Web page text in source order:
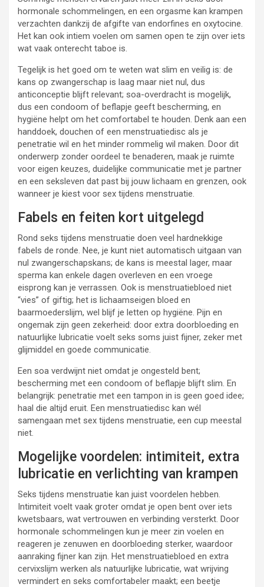
hormonale schommelingen, en een orgasme kan krampen
verzachten dankzij de afgifte van endorfines en oxytocine.
Het kan ook intiem voelen om samen open te zijn over iets
wat vaak onterecht taboe is.
Tegelijk is het goed om te weten wat slim en veilig is: de
kans op zwangerschap is laag maar niet nul, dus
anticonceptie blijft relevant; soa-overdracht is mogelijk,
dus een condoom of beflapje geeft bescherming, en
hygiëne helpt om het comfortabel te houden. Denk aan een
handdoek, douchen of een menstruatiedisc als je
penetratie wil en het minder rommelig wil maken. Door dit
onderwerp zonder oordeel te benaderen, maak je ruimte
voor eigen keuzes, duidelijke communicatie met je partner
en een seksleven dat past bij jouw lichaam en grenzen, ook
wanneer je kiest voor sex tijdens menstruatie.
Fabels en feiten kort uitgelegd
Rond seks tijdens menstruatie doen veel hardnekkige
fabels de ronde. Nee, je kunt niet automatisch uitgaan van
nul zwangerschapskans; de kans is meestal lager, maar
sperma kan enkele dagen overleven en een vroege
eisprong kan je verrassen. Ook is menstruatiebloed niet
“vies” of giftig; het is lichaamseigen bloed en
baarmoederslijm, wel blijf je letten op hygiëne. Pijn en
ongemak zijn geen zekerheid: door extra doorbloeding en
natuurlijke lubricatie voelt seks soms juist fijner, zeker met
glijmiddel en goede communicatie.
Een soa verdwijnt niet omdat je ongesteld bent;
bescherming met een condoom of beflapje blijft slim. En
belangrijk: penetratie met een tampon in is geen goed idee;
haal die altijd eruit. Een menstruatiedisc kan wél
samengaan met sex tijdens menstruatie, een cup meestal
niet.
Mogelijke voordelen: intimiteit, extra
lubricatie en verlichting van krampen
Seks tijdens menstruatie kan juist voordelen hebben.
Intimiteit voelt vaak groter omdat je open bent over iets
kwetsbaars, wat vertrouwen en verbinding versterkt. Door
hormonale schommelingen kun je meer zin voelen en
reageren je zenuwen en doorbloeding sterker, waardoor
aanraking fijner kan zijn. Het menstruatiebloed en extra
cervixslijm werken als natuurlijke lubricatie, wat wrijving
vermindert en seks comfortabeler maakt; een beetje